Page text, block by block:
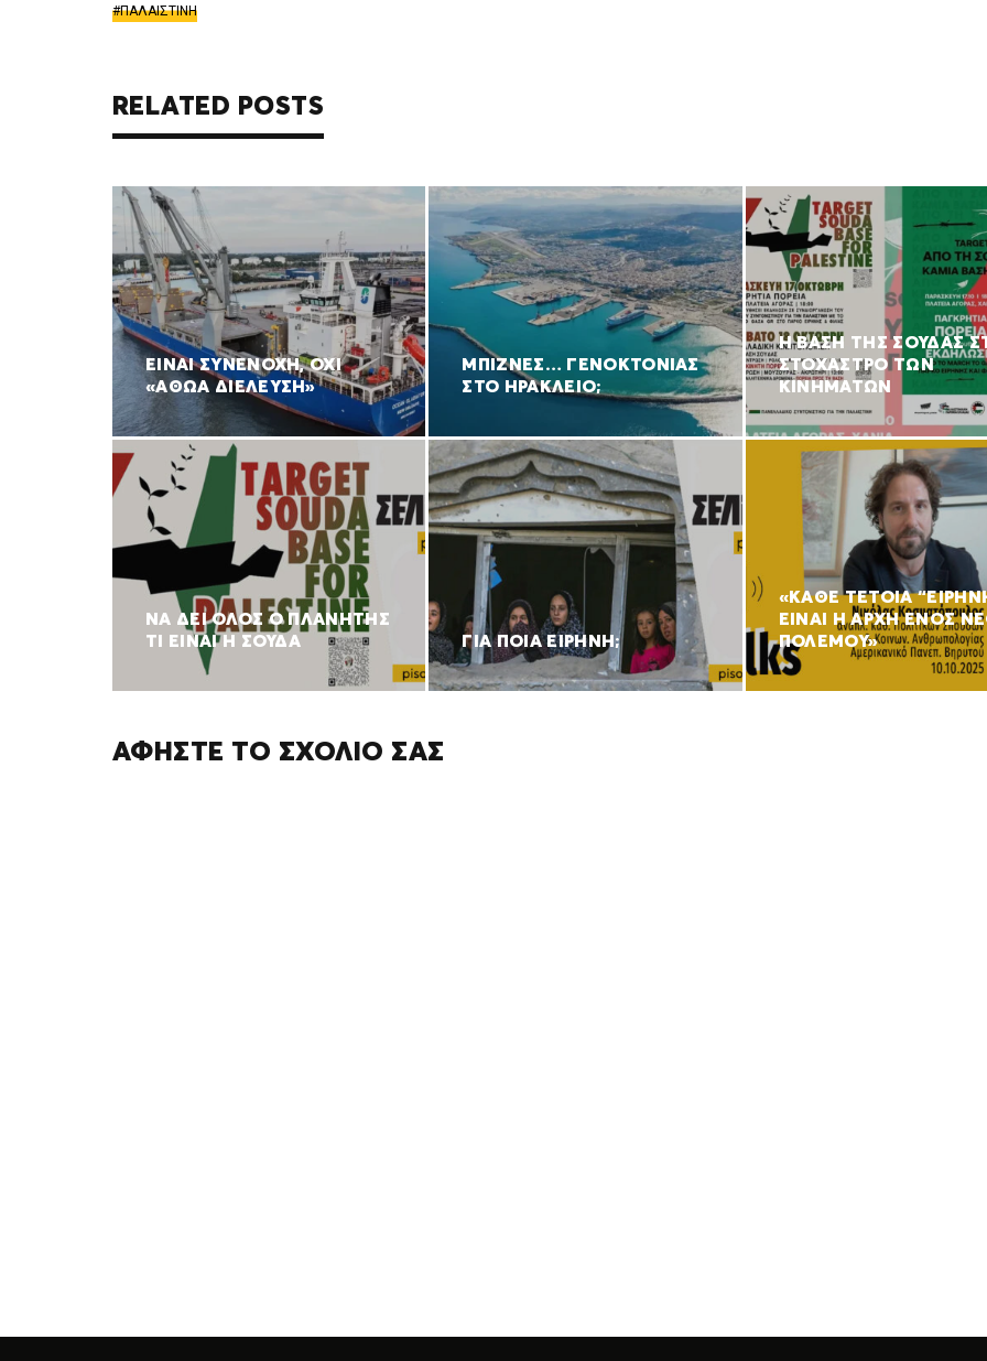
ΠΑΛΑΙΣΤΙΝΗ
RELATED POSTS
ΕΙΝΑΙ ΣΥΝΕΝΟΧΗ, ΟΧΙ
«ΑΘΩΑ ΔΙΕΛΕΥΣΗ»
ΜΠΙΖΝΕΣ… ΓΕΝΟΚΤΟΝΙΑΣ
ΣΤΟ ΗΡΑΚΛΕΙΟ;
Η ΒΑΣΗ ΤΗΣ ΣΟΥΔΑΣ
ΣΤΟΧΑΣΤΡΟ ΤΩΝ
ΚΙΝΗΜΑΤΩΝ
ΝΑ ΔΕΙ ΟΛΟΣ Ο ΠΛΑΝΗΤΗΣ
ΤΙ ΕΙΝΑΙ Η ΣΟΥΔΑ
ΓΙΑ ΠΟΙΑ ΕΙΡΗΝΗ;
«ΚΑΘΕ ΤΕΤΟΙΑ
ΕΙΝΑΙ Η ΑΡΧΗ ΕΝΟΣ
ΠΟΛΕΜΟΥ»
ΑΦΉΣΤΕ ΤΟ ΣΧΌΛΙΌ ΣΑΣ